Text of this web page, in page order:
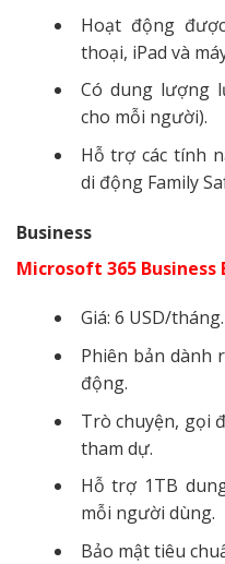
Hoạt động
thoại, iPad và
Có dung lượng
cho mỗi người).
Hỗ trợ các tính
di động Family
Business
Microsoft 365 Business
Giá: 6 USD/tháng.
Phiên bản dành
động.
Trò chuyện, gọi
tham dự.
Hỗ trợ 1TB
mỗi người dùng.
Bảo mật tiêu